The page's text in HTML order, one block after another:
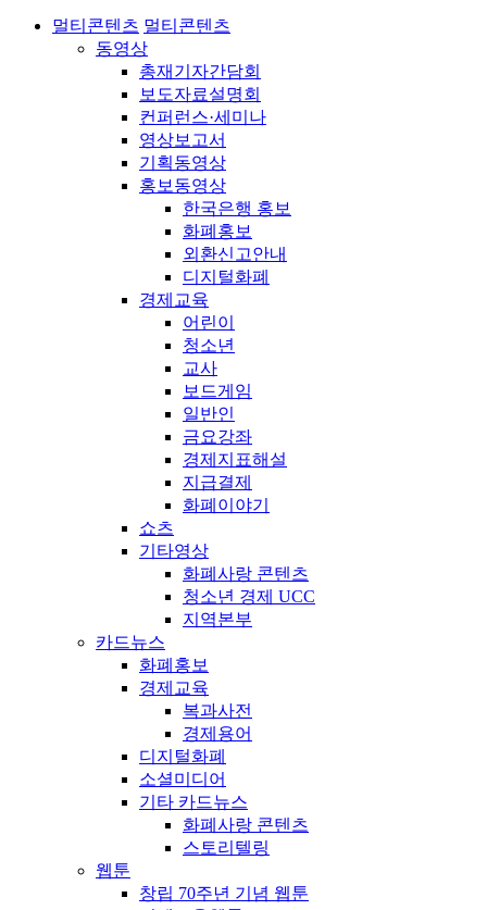
멀티콘텐츠 멀티콘텐츠
동영상
총재기자간담회
보도자료설명회
컨퍼런스·세미나
영상보고서
기획동영상
홍보동영상
한국은행 홍보
화폐홍보
외환신고안내
디지털화폐
경제교육
어린이
청소년
교사
보드게임
일반인
금요강좌
경제지표해설
지급결제
화폐이야기
쇼츠
기타영상
화폐사랑 콘텐츠
청소년 경제 UCC
지역본부
카드뉴스
화폐홍보
경제교육
복과사전
경제용어
디지털화폐
소셜미디어
기타 카드뉴스
화폐사랑 콘텐츠
스토리텔링
웹툰
창립 70주년 기념 웹툰